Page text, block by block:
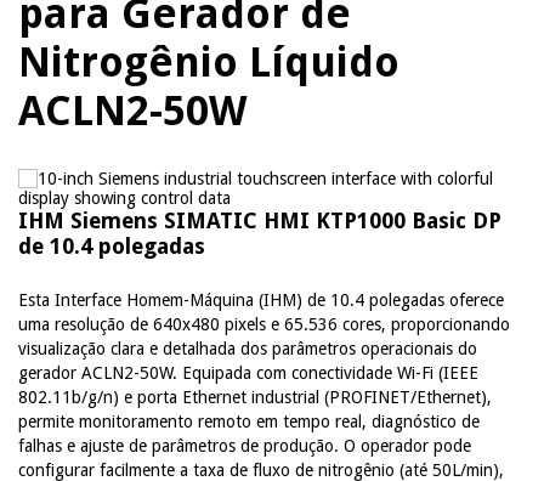
para Gerador de
Nitrogênio Líquido
ACLN2-50W
IHM Siemens SIMATIC HMI KTP1000 Basic DP
de 10.4 polegadas
Esta Interface Homem-Máquina (IHM) de 10.4 polegadas oferece
uma resolução de 640x480 pixels e 65.536 cores, proporcionando
visualização clara e detalhada dos parâmetros operacionais do
gerador ACLN2-50W. Equipada com conectividade Wi-Fi (IEEE
802.11b/g/n) e porta Ethernet industrial (PROFINET/Ethernet),
permite monitoramento remoto em tempo real, diagnóstico de
falhas e ajuste de parâmetros de produção. O operador pode
configurar facilmente a taxa de fluxo de nitrogênio (até 50L/min),